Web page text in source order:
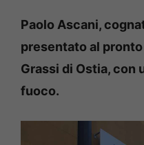
Paolo Ascani,
presentato al
Grassi di Ostia, con
fuoco.